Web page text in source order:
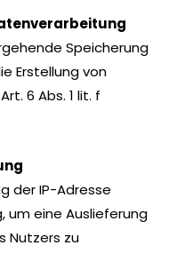
Speicherung
Erstellung von
6 Abs. 1 lit. f
der IP-Adresse
um eine Auslieferung
Nutzers zu